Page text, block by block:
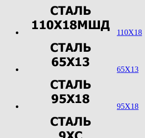
110Х18
65Х13
95Х18